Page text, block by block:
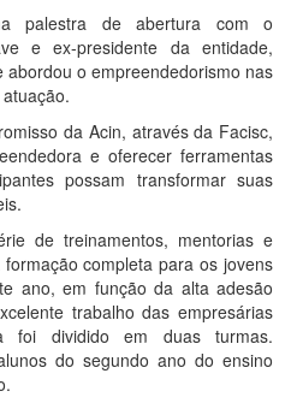
palestra de abertura com o
e ex-presidente da entidade,
o empreendedorismo nas
da Acin, através da Facisc,
e oferecer ferramentas
possam transformar suas
de treinamentos, mentorias e
completa para os jovens
ano, em função da alta adesão
trabalho das empresárias
foi dividido em duas turmas.
do segundo ano do ensino